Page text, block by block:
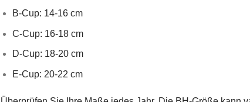
B-Cup: 14-16 cm
C-Cup: 16-18 cm
D-Cup: 18-20 cm
E-Cup: 20-22 cm